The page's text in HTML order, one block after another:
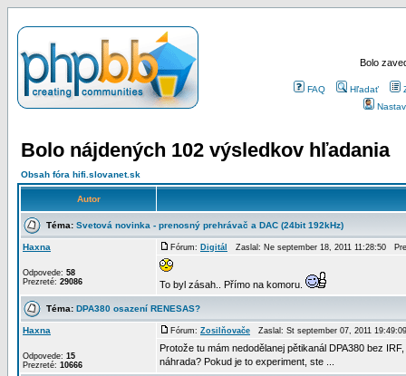
Bolo
FAQ Hľadať
Bolo nájdených 102 výsledkov hľadania
Obsah fóra hifi.slovanet.sk
Autor
Téma: Svetová novinka - prenosný prehrávač a DAC (24bit 192kHz)
Haxna
Odpovede: 58
Prezreté: 29086
Fórum: Digitál Zaslal: Ne september 18, 2011 11:28:50
To byl zásah.. Přímo na komoru.
Téma: DPA380 osazení RENESAS?
Haxna
Odpovede: 15
Prezreté: 10666
Fórum: Zosilňovače Zaslal: St september 07, 2011
Protože tu mám nedodělanej pětikanál DPA380 bez
náhrada? Pokud je to experiment, ste ...